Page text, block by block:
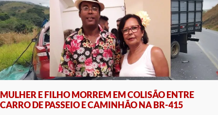
MULHER E FILHO MORREM EM COLISÃO ENTRE
CARRO DE PASSEIO E CAMINHÃO NA BR-415